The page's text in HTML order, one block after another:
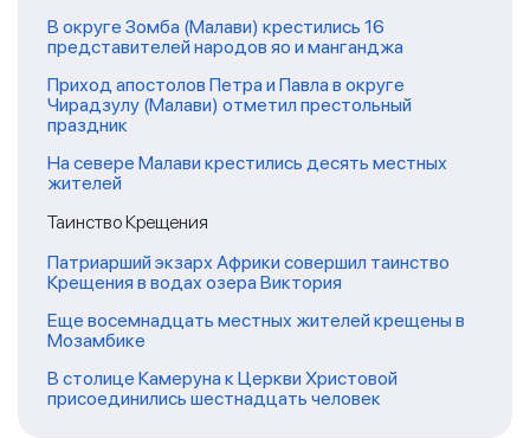
В округе Зомба (Малави) крестились 16
представителей народов яо и манганджа
Приход апостолов Петра и Павла в округе
Чирадзулу (Малави) отметил престольный
праздник
На севере Малави крестились десять местных
жителей
Таинство Крещения
Патриарший экзарх Африки совершил таинство
Крещения в водах озера Виктория
Еще восемнадцать местных жителей крещены в
Мозамбике
В столице Камеруна к Церкви Христовой
присоединились шестнадцать человек